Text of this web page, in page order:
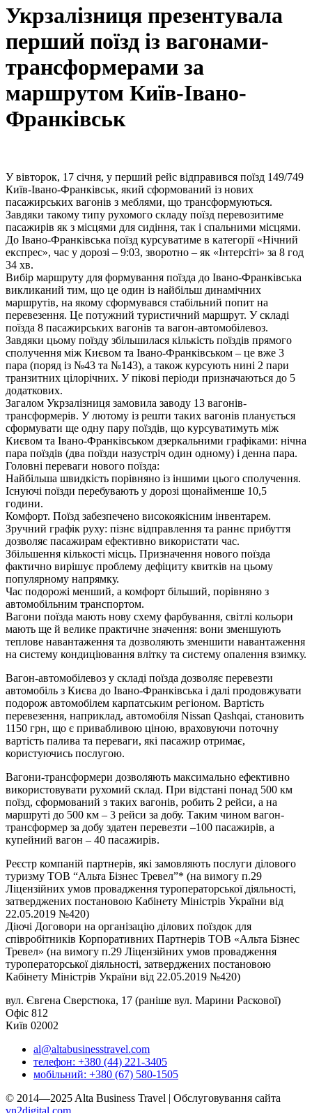
Укрзалізниця презентувала
перший поїзд із вагонами-
трансформерами за
маршрутом Київ-Івано-
Франківськ
У вівторок, 17 січня, у перший рейс відправився поїзд 149/749
Київ-Івано-Франківськ, який сформований із нових
пасажирських вагонів з меблями, що трансформуються.
Завдяки такому типу рухомого складу поїзд перевозитиме
пасажирів як з місцями для сидіння, так і спальними місцями.
До Івано-Франківська поїзд курсуватиме в категорії «Нічний
експрес», час у дорозі – 9:03, зворотно – як «Інтерсіті» за 8 год
34 хв.
Вибір маршруту для формування поїзда до Івано-Франківська
викликаний тим, що це один із найбільш динамічних
маршрутів, на якому сформувався стабільний попит на
перевезення. Це потужний туристичний маршрут. У складі
поїзда 8 пасажирських вагонів та вагон-автомобілевоз.
Завдяки цьому поїзду збільшилася кількість поїздів прямого
сполучення між Києвом та Івано-Франківськом – це вже 3
пара (поряд із №43 та №143), а також курсують нині 2 пари
транзитних цілорічних. У пікові періоди призначаються до 5
додаткових.
Загалом Укрзалізниця замовила заводу 13 вагонів-
трансформерів. У лютому із решти таких вагонів планується
сформувати ще одну пару поїздів, що курсуватимуть між
Києвом та Івано-Франківськом дзеркальними графіками: нічна
пара поїздів (два поїзди назустріч один одному) і денна пара.
Головні переваги нового поїзда:
Найбільша швидкість порівняно із іншими цього сполучення.
Існуючі поїзди перебувають у дорозі щонайменше 10,5
години.
Комфорт. Поїзд забезпечено високоякісним інвентарем.
Зручний графік руху: пізнє відправлення та раннє прибуття
дозволяє пасажирам ефективно використати час.
Збільшення кількості місць. Призначення нового поїзда
фактично вирішує проблему дефіциту квитків на цьому
популярному напрямку.
Час подорожі менший, а комфорт більший, порівняно з
автомобільним транспортом.
Вагони поїзда мають нову схему фарбування, світлі кольори
мають ще й велике практичне значення: вони зменшують
теплове навантаження та дозволяють зменшити навантаження
на систему кондиціювання влітку та систему опалення взимку.
Вагон-автомобілевоз у складі поїзда дозволяє перевезти
автомобіль з Києва до Івано-Франківська і далі продовжувати
подорож автомобілем карпатським регіоном. Вартість
перевезення, наприклад, автомобіля Nissan Qashqai, становить
1150 грн, що є привабливою ціною, враховуючи поточну
вартість палива та переваги, які пасажир отримає,
користуючись послугою.
Вагони-трансформери дозволяють максимально ефективно
використовувати рухомий склад. При відстані понад 500 км
поїзд, сформований з таких вагонів, робить 2 рейси, а на
маршруті до 500 км – 3 рейси за добу. Таким чином вагон-
трансформер за добу здатен перевезти –100 пасажирів, а
купейний вагон – 40 пасажирів.
Реєстр компаній партнерів, які замовляють послуги ділового
туризму ТОВ “Альта Бізнес Тревел”* (на вимогу п.29
Ліцензійних умов провадження туроператорської діяльності,
затверджених постановою Кабінету Міністрів України від
22.05.2019 №420)
Діючі Договори на організацію ділових поїздок для
співробітників Корпоративних Партнерів ТОВ «Альта Бізнес
Тревел» (на вимогу п.29 Ліцензійних умов провадження
туроператорської діяльності, затверджених постановою
Кабінету Міністрів України від 22.05.2019 №420)
вул. Євгена Сверстюка, 17 (раніше вул. Марини Раскової)
Офіс 812
Київ 02002
al@altabusinesstravel.com
телефон: +380 (44) 221-3405
мобільний: +380 (67) 580-1505
© 2014—2025 Alta Business Travel | Обслуговування сайта
vn2digital.com